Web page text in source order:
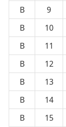
B
9
B
10
B
11
B
12
B
13
B
14
B
15